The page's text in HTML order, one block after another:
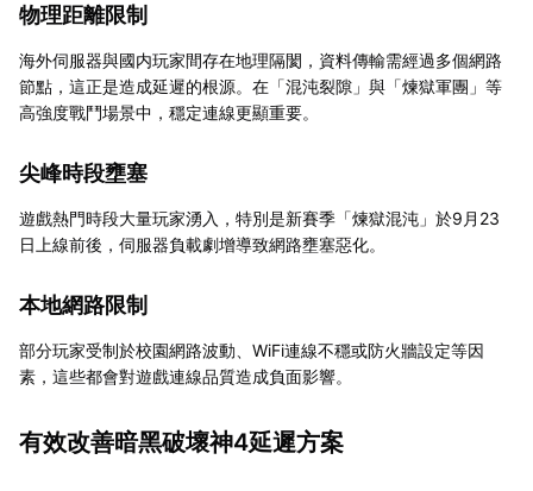
物理距離限制
海外伺服器與國内玩家間存在地理隔閡，資料傳輸需經過多個網路
節點，這正是造成延遲的根源。在「混沌裂隙」與「煉獄軍團」等
高強度戰鬥場景中，穩定連線更顯重要。
尖峰時段壅塞
遊戲熱門時段大量玩家湧入，特別是新賽季「煉獄混沌」於9月23
日上線前後，伺服器負載劇增導致網路壅塞惡化。
本地網路限制
部分玩家受制於校園網路波動、WiFi連線不穩或防火牆設定等因
素，這些都會對遊戲連線品質造成負面影響。
有效改善暗黑破壞神4延遲方案